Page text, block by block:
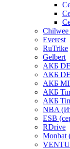
Everest
RuTrike
Gelbert
АКБ
АКБ
АКБ
АКБ
АКБ
NBA
ESB
RDrive
Monbat